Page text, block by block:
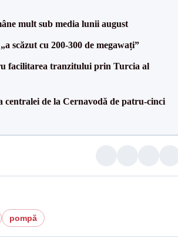
mult sub media lunii august
scăzut cu 200-300 de megawați”
facilitarea tranzitului prin Turcia al
de la Cernavodă de patru-cinci
pompă